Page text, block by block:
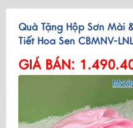
Quà Tặng Hộp Sơn Mài
Tiết Hoa Sen CBMNV-
GIÁ BÁN: